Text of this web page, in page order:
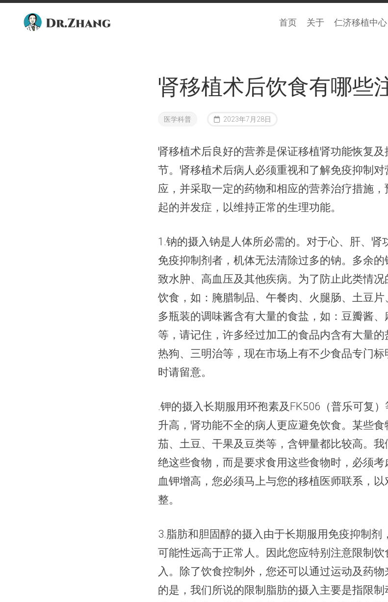
Skip
content
首页 关于 仁济移植中心
肾移植术后饮食有哪些
医学科普 2023年7月28日
肾移植术后良好的营养是保证移植肾功能恢复
节。肾移植术后病人必须重视和了解免疫抑制
应，并采取一定的药物和相应的营养治疗措施，
起的并发症，以维持正常的生理功能。
1.钠的摄入钠是人体所必需的。对于心、肝、肾
免疫抑制剂者，机体无法清除过多的钠。多余
致水肿、高血压及其他疾病。为了防止此类情
饮食，如：腌腊制品、午餐肉、火腿肠、土豆
多瓶装的调味酱含有大量的食盐，如：豆瓣酱
等，请记住，许多经过加工的食品内含有大量的
热狗、三明治等，现在市场上有不少食品专门标
时请留意。
.钾的摄入长期服用环孢素及FK506（普乐可复
升高，肾功能不全的病人更应避免饮食。某些
茄、土豆、干果及豆类等，含钾量都比较高。
绝这些食物，而是要求食用这些食物时，必须
血钾增高，您必须马上与您的移植医师联系，
整。
3.脂肪和胆固醇的摄入由于长期服用免疫抑制剂
可能性远高于正常人。因此您应特别注意限制
入。除了饮食控制外，您还可以通过运动及药
的是，我们所说的限制脂肪的摄入主要是指限